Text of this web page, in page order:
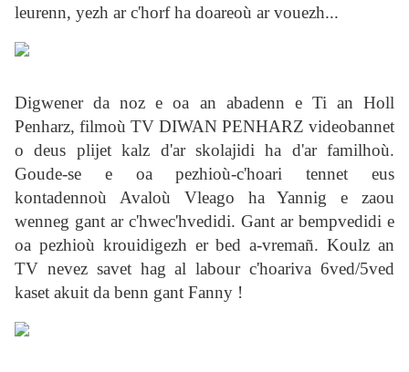
leurenn, yezh ar c'horf ha doareoù ar vouezh...
Digwener da noz e oa an abadenn e Ti an Holl
Penharz, filmoù TV DIWAN PENHARZ videobannet
o deus plijet kalz d'ar skolajidi ha d'ar familhoù.
Goude-se e oa pezhioù-c'hoari tennet eus
kontadennoù Avaloù Vleago ha Yannig e zaou
wenneg gant ar c'hwec'hvedidi. Gant ar bempvedidi e
oa pezhioù krouidigezh er bed a-vremañ. Koulz an
TV nevez savet hag al labour c'hoariva 6ved/5ved
kaset akuit da benn gant Fanny !